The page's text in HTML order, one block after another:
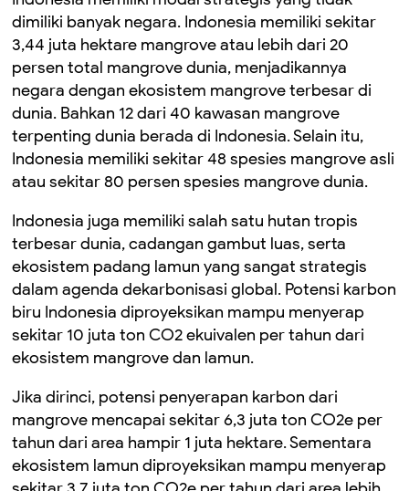
dimiliki banyak negara. Indonesia memiliki sekitar
3,44 juta hektare mangrove atau lebih dari 20
persen total mangrove dunia, menjadikannya
negara dengan ekosistem mangrove terbesar di
dunia. Bahkan 12 dari 40 kawasan mangrove
terpenting dunia berada di Indonesia. Selain itu,
Indonesia memiliki sekitar 48 spesies mangrove asli
atau sekitar 80 persen spesies mangrove dunia.
Indonesia juga memiliki salah satu hutan tropis
terbesar dunia, cadangan gambut luas, serta
ekosistem padang lamun yang sangat strategis
dalam agenda dekarbonisasi global. Potensi karbon
biru Indonesia diproyeksikan mampu menyerap
sekitar 10 juta ton CO2 ekuivalen per tahun dari
ekosistem mangrove dan lamun.
Jika dirinci, potensi penyerapan karbon dari
mangrove mencapai sekitar 6,3 juta ton CO2e per
tahun dari area hampir 1 juta hektare. Sementara
ekosistem lamun diproyeksikan mampu menyerap